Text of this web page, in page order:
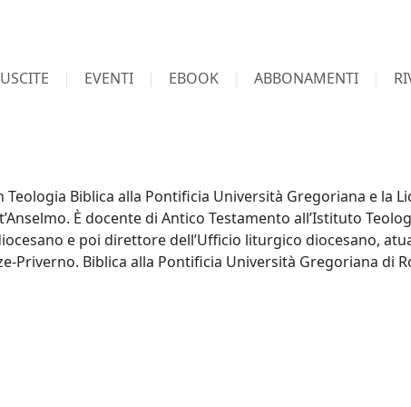
USCITE EVENTI EBOOK ABBONAMENTI
Biblica alla Pontificia Università Gregoriana e la
È docente di Antico Testamento all’Istituto
e poi direttore dell’Ufficio liturgico diocesano,
Priverno. Biblica alla Pontificia Università Gregoriana di